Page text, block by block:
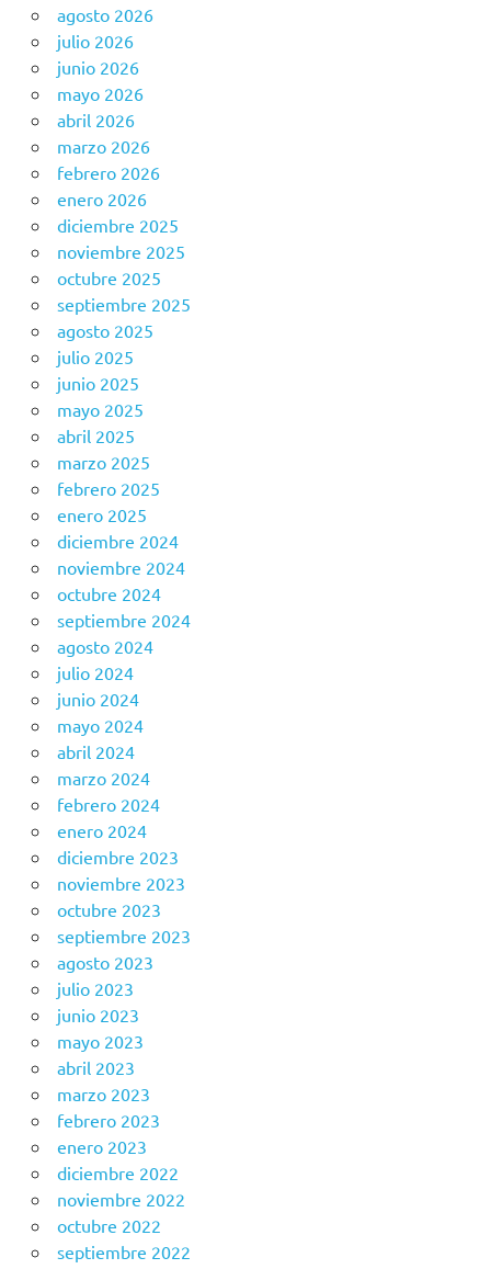
agosto 2026
julio 2026
junio 2026
mayo 2026
abril 2026
marzo 2026
febrero 2026
enero 2026
diciembre 2025
noviembre 2025
octubre 2025
septiembre 2025
agosto 2025
julio 2025
junio 2025
mayo 2025
abril 2025
marzo 2025
febrero 2025
enero 2025
diciembre 2024
noviembre 2024
octubre 2024
septiembre 2024
agosto 2024
julio 2024
junio 2024
mayo 2024
abril 2024
marzo 2024
febrero 2024
enero 2024
diciembre 2023
noviembre 2023
octubre 2023
septiembre 2023
agosto 2023
julio 2023
junio 2023
mayo 2023
abril 2023
marzo 2023
febrero 2023
enero 2023
diciembre 2022
noviembre 2022
octubre 2022
septiembre 2022